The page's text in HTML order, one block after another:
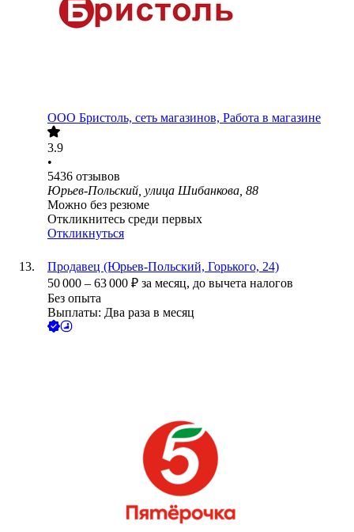
ООО Бристоль, сеть магазинов, Работа в магазине
3.9
•
5436 отзывов
Юрьев-Польский, улица Шибанкова, 88
Можно без резюме
Откликнитесь среди первых
Откликнуться
Продавец (Юрьев-Польский, Горького, 24)
50 000 – 63 000 ₽ за месяц, до вычета налогов
Без опыта
Выплаты: Два раза в месяц